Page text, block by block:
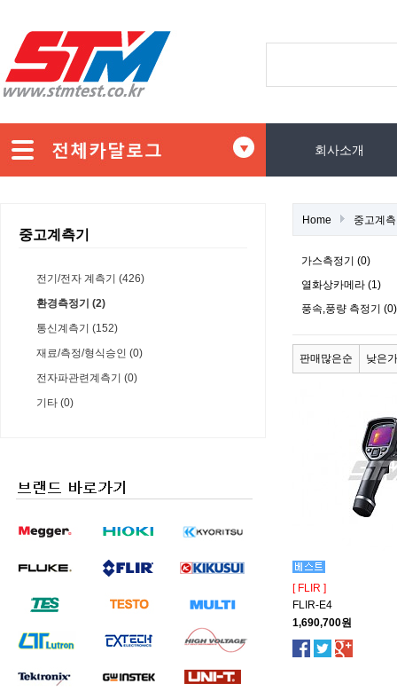
회사소개
중고계측기
전기/전자 계측기 (426)
환경측정기 (2)
통신계측기 (152)
재료/측정/형식승인 (0)
전자파관련계측기 (0)
기타 (0)
Home 중고계
가스측정기 (0)
열화상카메라 (1)
풍속,풍량 측정기 (0)
판매많은순 낮은
[ FLIR ]
FLIR-E4
1,690,700원